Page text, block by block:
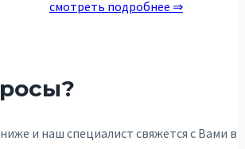
смотреть подробнее ⇒
и наш специалист свяжется с Вами в